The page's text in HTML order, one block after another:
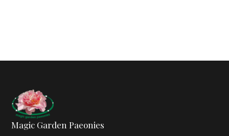
Magic Garden Paeonies